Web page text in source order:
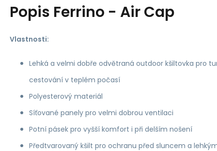
Popis Ferrino - Air Cap
Vlastnosti:
Lehká a velmi dobře odvětraná outdoor kšiltovka pro
cestování v teplém počasí
Polyesterový materiál
Síťované panely pro velmi dobrou ventilaci
Potní pásek pro vyšší komfort i při delším nošení
Předtvarovaný kšilt pro ochranu před sluncem a